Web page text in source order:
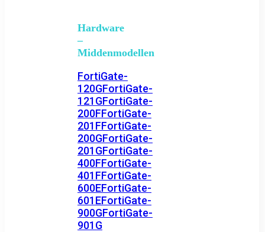
Hardware
–
Middenmodellen
FortiGate-
120GFortiGate-
121GFortiGate-
200FFortiGate-
201FFortiGate-
200GFortiGate-
201GFortiGate-
400FFortiGate-
401FFortiGate-
600EFortiGate-
601EFortiGate-
900GFortiGate-
901G